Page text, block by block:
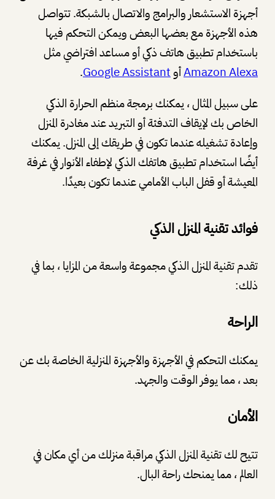
أجهزة الاستشعار والبرامج والاتصال بالشبكة. تتواصل
هذه الأجهزة مع بعضها البعض ويمكن التحكم فيها
باستخدام تطبيق هاتف ذكي أو مساعد افتراضي مثل
Amazon AlexaأوGoogle Assistant
.
على سبيل المثال ، يمكنك برمجة منظم الحرارة الذكي
الخاص بك لإيقاف التدفئة أو التبريد عند مغادرة المنزل
وإعادة تشغيله عندما تكون في طريقك إلى المنزل. يمكنك
أيضًا استخدام تطبيق هاتفك الذكي لإطفاء الأنوار في غرفة
المعيشة أو قفل الباب الأمامي عندما تكون بعيدًا.
فوائد تقنية المنزل الذكي
تقدم تقنية المنزل الذكي مجموعة واسعة من المزايا ، بما في
ذلك:
الراحة
يمكنك التحكم في الأجهزة والأجهزة المنزلية الخاصة بك عن
بعد ، مما يوفر الوقت والجهد.
الأمان
تتيح لك تقنية المنزل الذكي مراقبة منزلك من أي مكان في
العالم ، مما يمنحك راحة البال.